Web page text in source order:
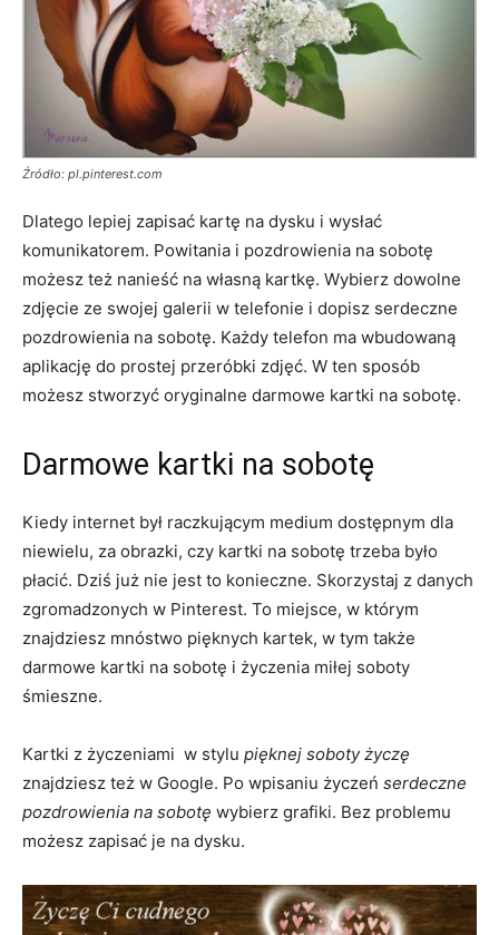
Źródło: pl.pinterest.com
Dlatego lepiej zapisać kartę na dysku i wysłać
komunikatorem. Powitania i pozdrowienia na sobotę
możesz też nanieść na własną kartkę. Wybierz dowolne
zdjęcie ze swojej galerii w telefonie i dopisz serdeczne
pozdrowienia na sobotę. Każdy telefon ma wbudowaną
aplikację do prostej przeróbki zdjęć. W ten sposób
możesz stworzyć oryginalne darmowe kartki na sobotę.
Darmowe kartki na sobotę
Kiedy internet był raczkującym medium dostępnym dla
niewielu, za obrazki, czy kartki na sobotę trzeba było
płacić. Dziś już nie jest to konieczne. Skorzystaj z danych
zgromadzonych w Pinterest. To miejsce, w którym
znajdziesz mnóstwo pięknych kartek, w tym także
darmowe kartki na sobotę i życzenia miłej soboty
śmieszne.
Kartki z życzeniami w stylu pięknej soboty życzę
znajdziesz też w Google. Po wpisaniu życzeń serdeczne
pozdrowienia na sobotę wybierz grafiki. Bez problemu
możesz zapisać je na dysku.